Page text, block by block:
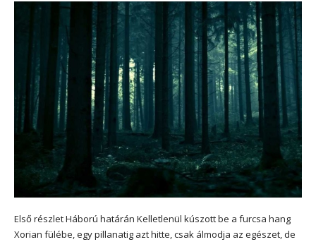
Első részlet Háború határán Kelletlenül kúszott be a furcsa hang
Xorian fülébe, egy pillanatig azt hitte, csak álmodja az egészet, de